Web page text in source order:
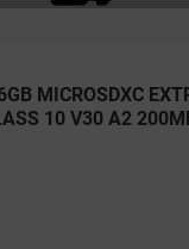
MICROSDXC
10 V30 A2